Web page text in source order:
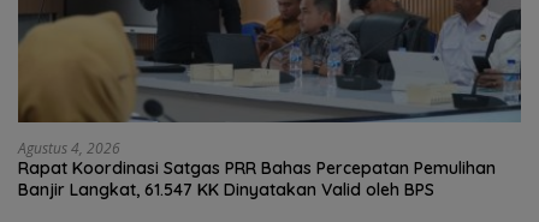
Agustus 4, 2026
Rapat Koordinasi Satgas PRR Bahas Percepatan Pemulihan
Banjir Langkat, 61.547 KK Dinyatakan Valid oleh BPS